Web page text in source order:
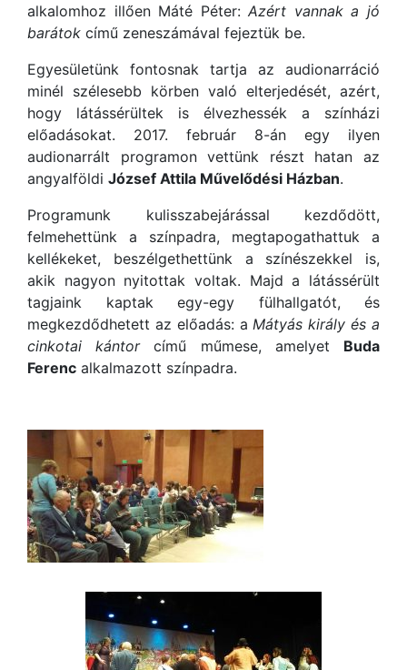
alkalomhoz illően Máté Péter:Azért vannak a jó
barátok című zeneszámával fejeztük be.
Egyesületünk fontosnak tartja az audionarráció
minél szélesebb körben való elterjedését, azért,
hogy látássérültek is élvezhessék a színházi
előadásokat. 2017. február 8-án egy ilyen
audionarrált programon vettünk részt hatan az
angyalföldi József Attila Művelődési Házban.
Programunk kulisszabejárással kezdődött,
felmehettünk a színpadra, megtapogathattuk a
kellékeket, beszélgethettünk a színészekkel is,
akik nagyon nyitottak voltak. Majd a látássérült
tagjaink kaptak egy-egy fülhallgatót, és
megkezdődhetett az előadás: aMátyás király és a
cinkotai kántorcímű műmese, amelyet Buda
Ferenc alkalmazott színpadra.